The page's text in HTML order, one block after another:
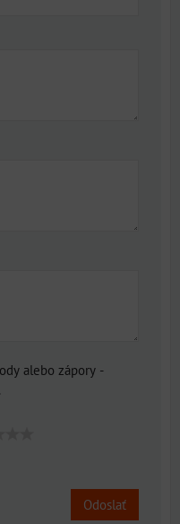
alebo zápory -
Odoslať